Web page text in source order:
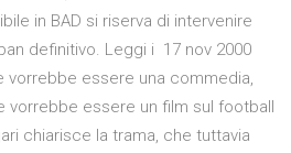
in BAD si riserva di intervenire
definitivo. Leggi i 17 nov 2000
vorrebbe essere una commedia,
vorrebbe essere un film sul football
chiarisce la trama, che tuttavia